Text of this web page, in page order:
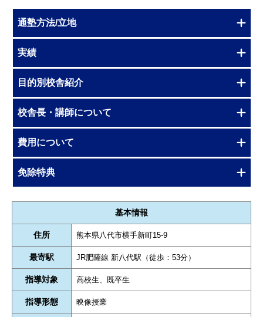
通塾方法/立地
実績
目的別校舎紹介
校舎長・講師について
費用について
免除特典
基本情報
住所 熊本県八代市横手新町15-9
最寄駅 JR肥薩線 新八代駅（徒歩：53分）
指導対象 高校生、既卒生
指導形態 映像授業